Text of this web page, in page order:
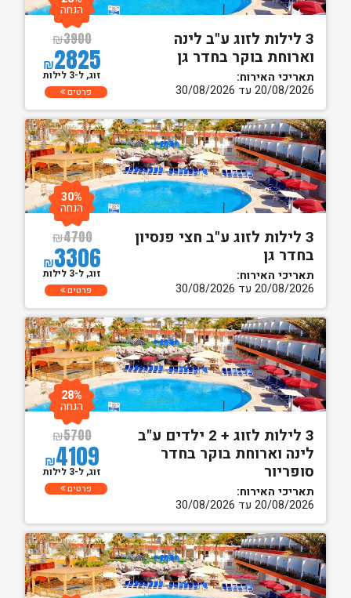
3 לילות לזוג ע"ב לינה
וארוחת בוקר בחדר גן
תאריכי האירוח:
20/08/2026 עד 30/08/2026
₪3900
₪2825
הנחה
זוג, ל-3 לילות
פרטים
3 לילות לזוג ע"ב חצי פנסיון
בחדר גן
תאריכי האירוח:
20/08/2026 עד 30/08/2026
₪4700
₪3306
30%
הנחה
זוג, ל-3 לילות
פרטים
3 לילות לזוג + 2 ילדים ע"ב
לינה וארוחת בוקר בחדר
סופריור
תאריכי האירוח:
20/08/2026 עד 30/08/2026
₪5700
₪4109
28%
הנחה
זוג, ל-3 לילות
פרטים